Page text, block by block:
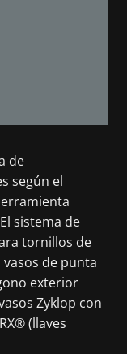
de
según el
sistema de
tornillos de
de punta
exterior
Zyklop con
(llaves